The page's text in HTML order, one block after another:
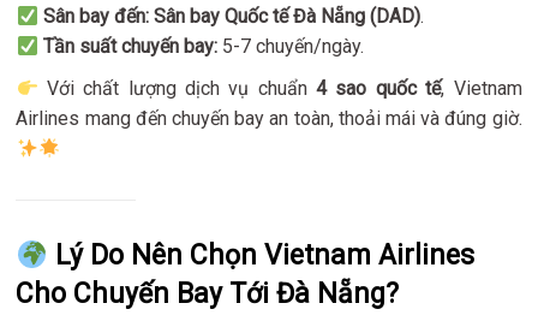
Sân bay đến: Sân bay Quốc tế Đà Nẵng (DAD).
Tần suất chuyến bay:5-7 chuyến/ngày.
Với chất lượng dịch vụ chuẩn4 sao quốc tế, Vietnam
Airlines mang đến chuyến bay an toàn, thoải mái và đúng giờ.
Lý Do Nên Chọn Vietnam Airlines
Cho Chuyến Bay Tới Đà Nẵng?